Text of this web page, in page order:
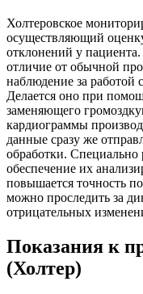
Холтеровское
осуществляющий
отклонений у
отличие от обычной
наблюдение за работой
Делается оно при
заменяющего
кардиограммы
данные сразу же
обработки. Специально
обеспечение их
повышается точность
можно проследить за
отрицательных
Показания к
(Холтер)